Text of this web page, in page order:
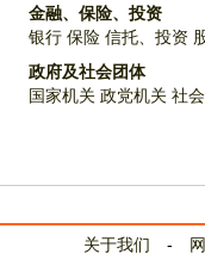
金融、保险、投资
银行 保险 信托、投资
政府及社会团体
国家机关 政党机关 社
关于我们 -